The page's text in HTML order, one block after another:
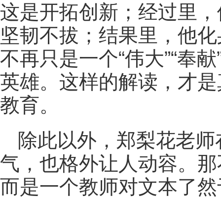
这是开拓创新；经过里
坚韧不拔；结果里，他
不再只是一个“伟大”“奉
英雄。这样的解读，才
教育。
除此以外，郑梨花老
气，也格外让人动容。
而是一个教师对文本了